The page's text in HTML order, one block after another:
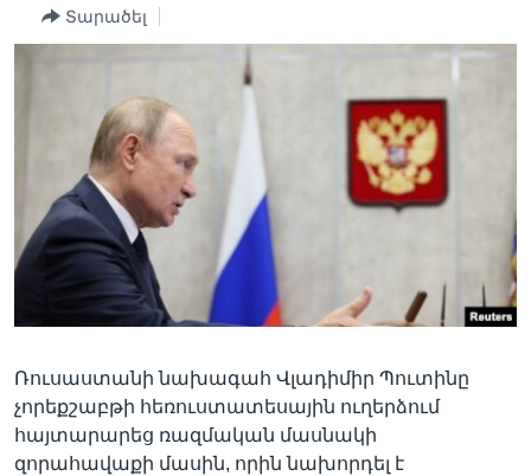
«ԱՄԵՐԻԿԱՅԻ ՁԱՅՆ»-Ի ԿԱՆՈՆԱԴՐՈՒԹՅՈՒՆ
ԿԱՊ ՄԵԶ ՀԵՏ
ՈՒԿՐԱԻՆԱԿԱՆ ՊԱՏԵՐԱԶՄ
Learning English
ՀԵՏԵՒԵՔ ՄԵԶ
Լեզուներ
Տարածել
Ռուսաստանի նախագահ Վլադիմիր Պուտինը
չորեքշաբթի հեռուստատեսային ուղերձում
հայտարարեց ռազմական մասնակի
զորահավաքի մասին, որին նախորդել է